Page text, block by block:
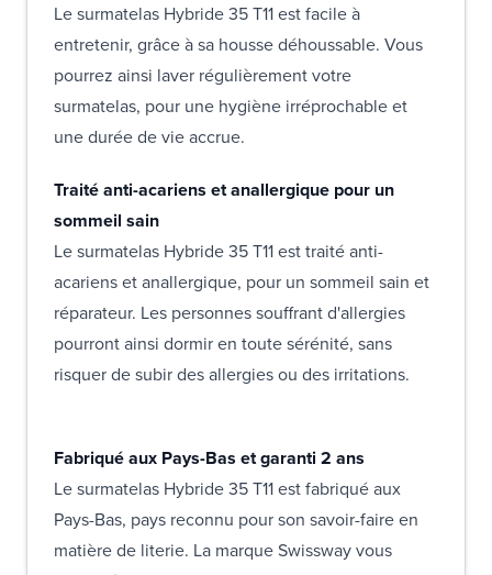
Le surmatelas Hybride 35 T11 est facile à
entretenir, grâce à sa housse déhoussable. Vous
pourrez ainsi laver régulièrement votre
surmatelas, pour une hygiène irréprochable et
une durée de vie accrue.
Traité anti-acariens et anallergique pour un
sommeil sain
Le surmatelas Hybride 35 T11 est traité anti-
acariens et anallergique, pour un sommeil sain et
réparateur. Les personnes souffrant d'allergies
pourront ainsi dormir en toute sérénité, sans
risquer de subir des allergies ou des irritations.
Fabriqué aux Pays-Bas et garanti 2 ans
Le surmatelas Hybride 35 T11 est fabriqué aux
Pays-Bas, pays reconnu pour son savoir-faire en
matière de literie. La marque Swissway vous